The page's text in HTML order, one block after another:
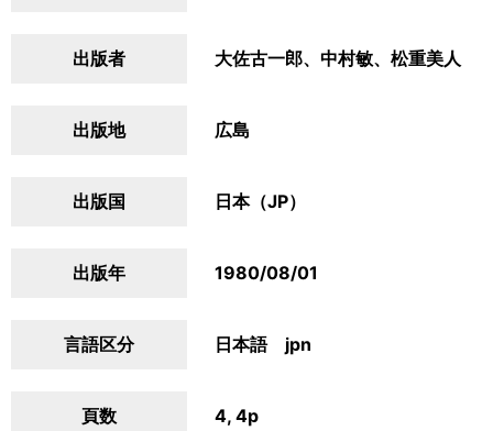
出版者 大佐古一郎、中村敏、松重美人
出版地 広島
出版国 日本（JP）
出版年 1980/08/01
言語区分 日本語 jpn
頁数 4, 4p